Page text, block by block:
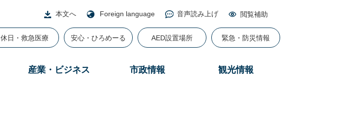
本文へ Foreign language 音声読み上げ 閲覧補助
休日・救急医療 安心・ひろめーる AED設置場所 緊急・防災情報
産業・ビジネス 市政情報 観光情報